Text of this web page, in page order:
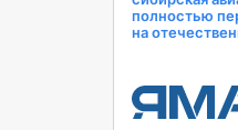
полностью
на